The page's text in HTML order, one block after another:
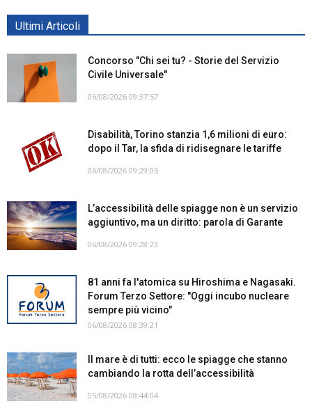
Ultimi Articoli
Concorso "Chi sei tu? - Storie del Servizio
Civile Universale"
06/08/2026 09:37:57
Disabilità, Torino stanzia 1,6 milioni di euro:
dopo il Tar, la sfida di ridisegnare le tariffe
06/08/2026 09:29:05
L’accessibilità delle spiagge non è un servizio
aggiuntivo, ma un diritto: parola di Garante
06/08/2026 09:28:23
81 anni fa l'atomica su Hiroshima e Nagasaki.
Forum Terzo Settore: "Oggi incubo nucleare
sempre più vicino"
06/08/2026 08:39:21
Il mare è di tutti: ecco le spiagge che stanno
cambiando la rotta dell’accessibilità
05/08/2026 08:44:04